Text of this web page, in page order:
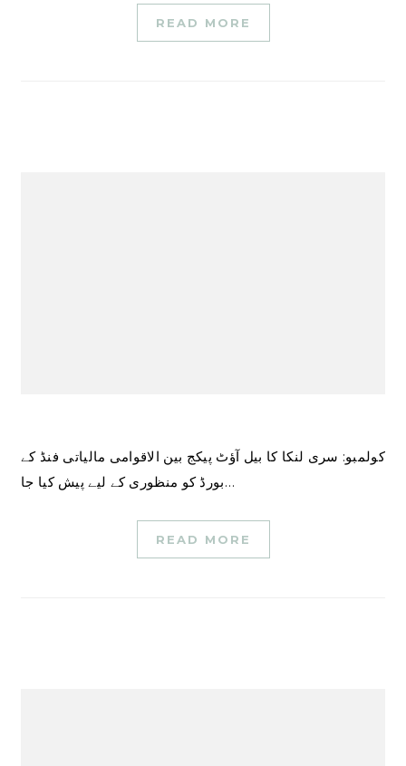
READ MORE
کولمبو: سری لنکا کا بیل آؤٹ پیکج بین الاقوامی مالیاتی فنڈ کے
بورڈ کو منظوری کے لیے پیش کیا جا…
READ MORE